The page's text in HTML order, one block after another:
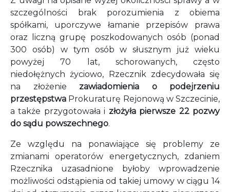
szczególności brak porozumienia z obiema
spółkami, uporczywe łamanie przepisów prawa
oraz liczną grupę poszkodowanych osób (ponad
300 osób) w tym osób w słusznym już wieku
powyżej 70 lat, schorowanych, często
niedołężnych życiowo, Rzecznik zdecydowała się
na złożenie zawiadomienia o podejrzeniu
przestępstwa Prokuraturę Rejonową w Szczecinie,
a także przygotowała i złożyła pierwsze 22 pozwy
do sądu powszechnego.
Ze względu na ponawiające się problemy ze
zmianami operatorów energetycznych, zdaniem
Rzecznika uzasadnione byłoby wprowadzenie
możliwości odstąpienia od takiej umowy w ciągu 14